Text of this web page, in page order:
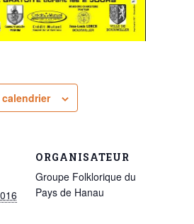
ORGANISATEUR
Groupe Folklorique du
Pays de Hanau